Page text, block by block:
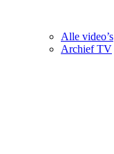
Alle video’s
Archief TV